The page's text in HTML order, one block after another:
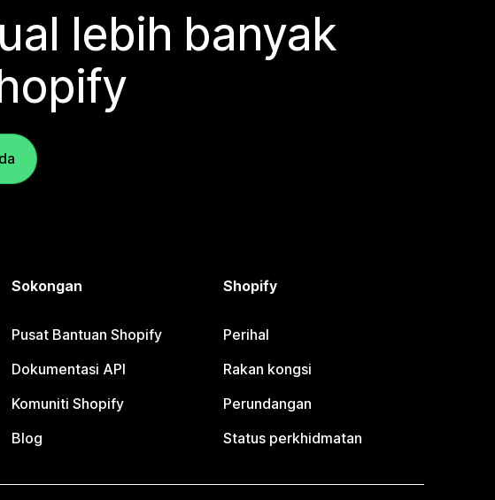
lebih banyak
Sokongan
Pusat Bantuan Shopify
Dokumentasi API
Komuniti Shopify
Blog
Shopify
Perihal
Rakan kongsi
Perundangan
Status perkhidmatan